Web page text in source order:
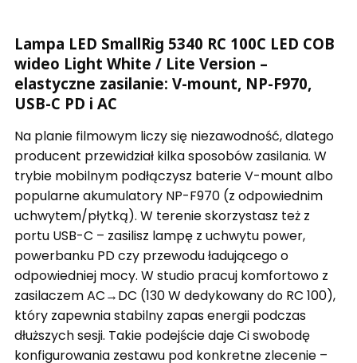
Lampa LED SmallRig 5340 RC 100C LED COB
wideo Light White / Lite Version –
elastyczne zasilanie: V-mount, NP-F970,
USB-C PD i AC
Na planie filmowym liczy się niezawodność, dlatego
producent przewidział kilka sposobów zasilania. W
trybie mobilnym podłączysz baterie V-mount albo
popularne akumulatory NP-F970 (z odpowiednim
uchwytem/płytką). W terenie skorzystasz też z
portu USB-C – zasilisz lampę z uchwytu power,
powerbanku PD czy przewodu ładującego o
odpowiedniej mocy. W studio pracuj komfortowo z
zasilaczem AC→DC (130 W dedykowany do RC 100),
który zapewnia stabilny zapas energii podczas
dłuższych sesji. Takie podejście daje Ci swobodę
konfigurowania zestawu pod konkretne zlecenie –